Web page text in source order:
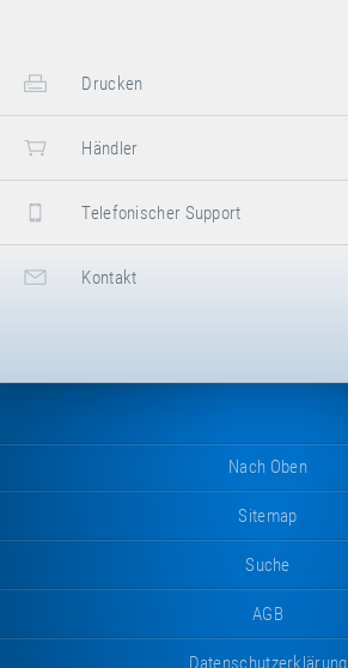
Drucken
Händler
Telefonischer Support
Kontakt
Nach Oben
Sitemap
Suche
AGB
Datenschutzerklärung